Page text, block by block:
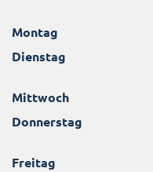
Montag
Dienstag
Mittwoch
Donnerstag
Freitag